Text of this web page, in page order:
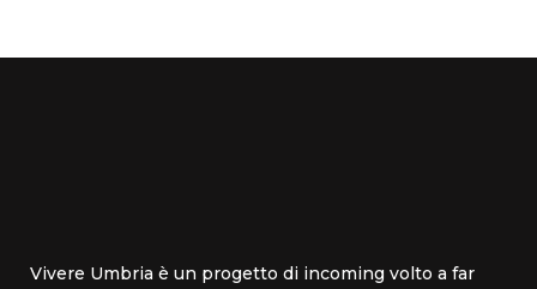
Vivere Umbria è un progetto di incoming volto a far